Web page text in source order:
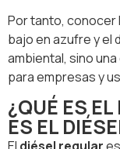
Por tanto, conocer
bajo en azufre y el
ambiental, sino
para empresas y
¿QUÉ ES
ES EL